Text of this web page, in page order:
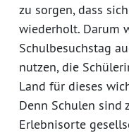
zu sorgen, dass
wiederholt. Darum
Schulbesuchstag
nutzen, die
Land für dieses
Denn Schulen sind
Erlebnisorte